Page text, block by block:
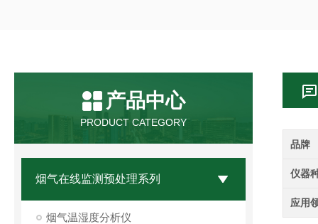
产品中心
PRODUCT CATEGORY
烟气在线监测预处理系列
烟气温湿度分析仪
品牌
仪器
应用